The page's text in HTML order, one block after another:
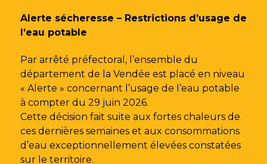
Alerte sécheresse – Restrictions d’usage de
l’eau potable
Par arrêté préfectoral, l’ensemble du
département de la Vendée est placé en niveau
« Alerte » concernant l’usage de l’eau potable
à compter du 29 juin 2026.
Cette décision fait suite aux fortes chaleurs de
ces dernières semaines et aux consommations
d’eau exceptionnellement élevées constatées
sur le territoire.